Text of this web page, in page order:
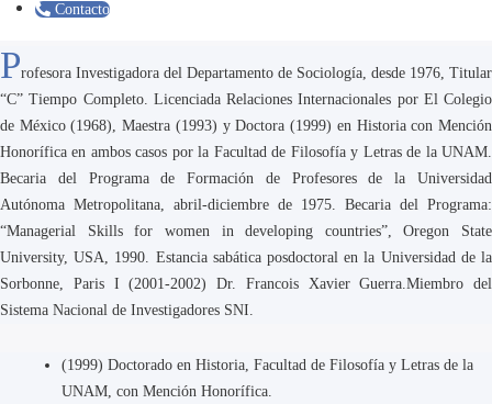
Contacto
Profesora Investigadora del Departamento de Sociología, desde 1976, Titular
“C” Tiempo Completo. Licenciada Relaciones Internacionales por El Colegio
de México (1968), Maestra (1993) y Doctora (1999) en Historia con Mención
Honorífica en ambos casos por la Facultad de Filosofía y Letras de la UNAM.
Becaria del Programa de Formación de Profesores de la Universidad
Autónoma Metropolitana, abril-diciembre de 1975. Becaria del Programa:
“Managerial Skills for women in developing countries”, Oregon State
University, USA, 1990. Estancia sabática posdoctoral en la Universidad de la
Sorbonne, Paris I (2001-2002) Dr. Francois Xavier Guerra.Miembro del
Sistema Nacional de Investigadores SNI.
(1999) Doctorado en Historia, Facultad de Filosofía y Letras de la
UNAM, con Mención Honorífica.